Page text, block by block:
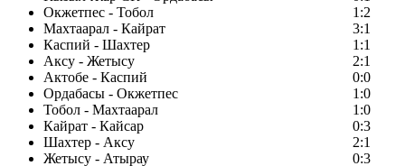
Окжетпес - Тобол
1:2
Махтаарал - Кайрат
3:1
Каспий - Шахтер
1:1
Аксу - Жетысу
2:1
Актобе - Каспий
0:0
Ордабасы - Окжетпес
1:0
Тобол - Махтаарал
1:0
Кайрат - Кайсар
0:3
Шахтер - Аксу
2:1
Жетысу - Атырау
0:3